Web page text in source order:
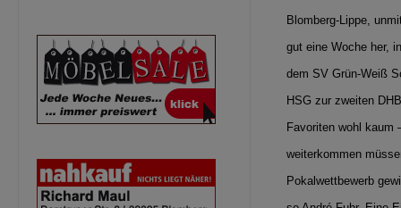
Blomberg-Lippe,
gut eine Woche her,
dem SV Grün-Weiß
HSG zur zweiten
Favoriten wohl kaum
weiterkommen
Pokalwettbewerb